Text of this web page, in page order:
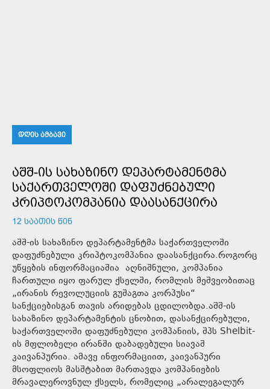
ᲓᲦᲘᲡ ᲐᲛᲑᲐᲕᲘ
ᲐᲨᲨ-ᲘᲡ ᲡᲐᲮᲐᲖᲘᲜᲝ ᲓᲔᲞᲐᲠᲢᲐᲛᲔᲜᲢᲛᲐ
ᲡᲐᲥᲐᲠᲗᲕᲔᲚᲝᲨᲘ ᲓᲐᲤᲣᲫᲜᲔᲑᲣᲚᲘ
ᲙᲠᲘᲞᲢᲝᲙᲝᲛᲞᲐᲜᲘᲐ ᲓᲐᲐᲡᲐᲜᲥᲪᲘᲠᲐ
12 ᲡᲐᲐᲗᲘᲡ ᲬᲘᲜ
აშშ-ის სახაზინო დეპარტამენტმა საქართველოში
დაფუძნებული კრიპტოკომპანია დაასანქცირა.როგორც
უწყების ინფორმაციაშია აღნიშნული, კომპანია
ჩართული იყო ფარულ ქსელში, რომლის მეშვეობითაც
„ირანის რევოლუციის გუშაგთა კორპუსი“
სანქციებისგან თავის არიდებას ცდილობდა.აშშ-ის
სახაზინო დეპარტამენტის ცნობით, დასანქცირებული,
საქართველოში დაფუძნებული კომპანიის, შპს Shelbit-
ის მფლობელი ირანში დაბადებული სიავაშ
კაივანპურია. ამავე ინფორმაციით, კაივანპური
მსოფლიოს მასშტაბით მართავდა კომპანიების
მრავალეროვნულ ქსელს, რომელიც „არალეგალურ